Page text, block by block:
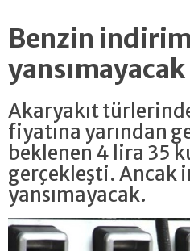
Benzin
yansımayacak
Akaryakıt
fiyatına yarından
beklenen 4 lira 35
gerçekleşti. Ancak
yansımayacak.